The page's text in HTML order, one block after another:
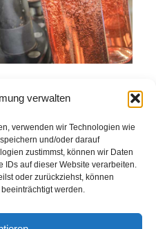
verwalten
verwenden wir Technologien wie
und/oder darauf
zustimmst, können wir Daten
IDs auf dieser Website verarbeiten.
oder zurückziehst, können
werden.